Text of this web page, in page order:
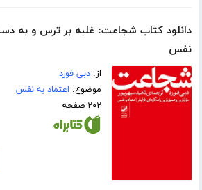
دانلود کتاب شجاعت: غلبه بر ترس و به
نفس
از:دبی فورد
موضوع: اعتماد به نفس
۲۰۲ صفحه